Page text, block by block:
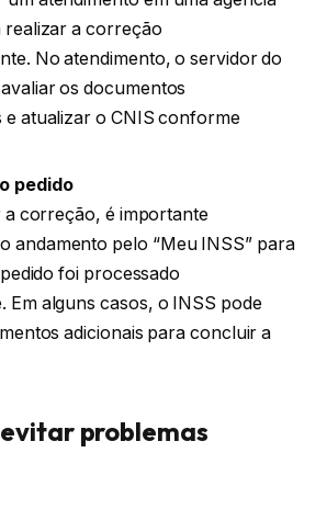
realizar a correção
No atendimento, o servidor do
os documentos
e atualizar o CNIS conforme
pedido
a correção, é importante
andamento pelo “Meu INSS” para
foi processado
Em alguns casos, o INSS pode
adicionais para concluir a
problemas